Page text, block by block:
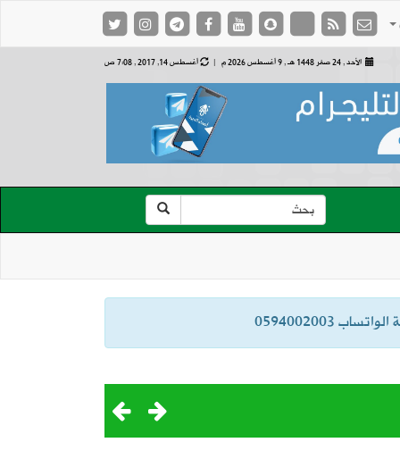
الأحد , 24 صفر 1448 هـ , 9 أغسطس 2026 م | أغسطس 14, 2017 , 7:08 ص